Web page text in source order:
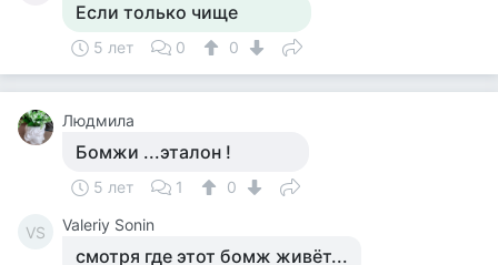
Если только чище
5 лет 0 0
Людмила
Бомжи ...эталон !
5 лет 1 0
VS Valeriy Sonin
смотря где этот бомж живёт...